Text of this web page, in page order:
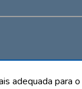
sujeito a
adequada para